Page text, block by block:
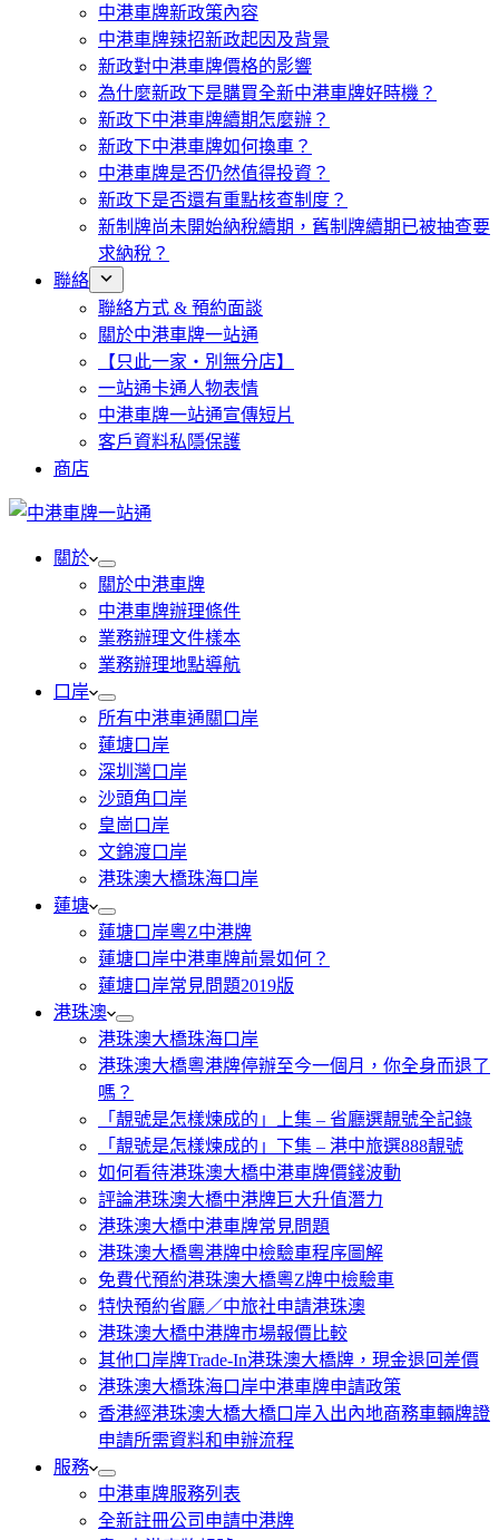
中港車牌新政策內容
中港車牌辣招新政起因及背景
新政對中港車牌價格的影響
為什麼新政下是購買全新中港車牌好時機？
新政下中港車牌續期怎麼辦？
新政下中港車牌如何換車？
中港車牌是否仍然值得投資？
新政下是否還有重點核查制度？
新制牌尚未開始納稅續期，舊制牌續期已被抽查要
求納稅？
聯絡
聯絡方式 & 預約面談
關於中港車牌一站通
【只此一家・別無分店】
一站通卡通人物表情
中港車牌一站通宣傳短片
客戶資料私隱保護
商店
關於
關於中港車牌
中港車牌辦理條件
業務辦理文件樣本
業務辦理地點導航
口岸
所有中港車通關口岸
蓮塘口岸
深圳灣口岸
沙頭角口岸
皇崗口岸
文錦渡口岸
港珠澳大橋珠海口岸
蓮塘
蓮塘口岸粵Z中港牌
蓮塘口岸中港車牌前景如何？
蓮塘口岸常見問題2019版
港珠澳
港珠澳大橋珠海口岸
港珠澳大橋粵港牌停辦至今一個月，你全身而退了
嗎？
「靚號是怎樣煉成的」上集 – 省廳選靚號全記錄
「靚號是怎樣煉成的」下集 – 港中旅選888靚號
如何看待港珠澳大橋中港車牌價錢波動
評論港珠澳大橋中港牌巨大升值潛力
港珠澳大橋中港車牌常見問題
港珠澳大橋粵港牌中檢驗車程序圖解
免費代預約港珠澳大橋粵Z牌中檢驗車
特快預約省廳／中旅社申請港珠澳
港珠澳大橋中港牌市場報價比較
其他口岸牌Trade-In港珠澳大橋牌，現金退回差價
港珠澳大橋珠海口岸中港車牌申請政策
香港經港珠澳大橋大橋口岸入出內地商務車輛牌證
申請所需資料和申辦流程
服務
中港車牌服務列表
全新註冊公司申請中港牌